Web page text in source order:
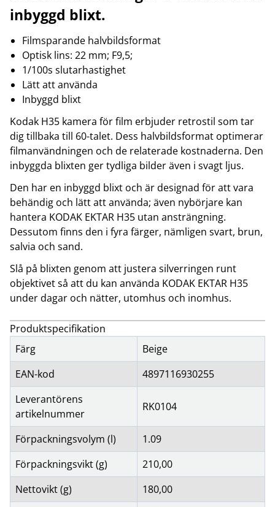
inbyggd blixt.
Filmsparande halvbildsformat
Optisk lins: 22 mm; F9,5;
1/100s slutarhastighet
Lätt att använda
Inbyggd blixt
Kodak H35 kamera för film erbjuder retrostil som tar
dig tillbaka till 60-talet. Dess halvbildsformat optimerar
filmanvändningen och de relaterade kostnaderna. Den
inbyggda blixten ger tydliga bilder även i svagt ljus.
Den har en inbyggd blixt och är designad för att vara
behändig och lätt att använda; även nybörjare kan
hantera KODAK EKTAR H35 utan ansträngning.
Dessutom finns den i fyra färger, nämligen svart, brun,
salvia och sand.
Slå på blixten genom att justera silverringen runt
objektivet så att du kan använda KODAK EKTAR H35
under dagar och nätter, utomhus och inomhus.
Produktspecifikation
Färg
Beige
EAN-kod
4897116930255
Leverantörens
artikelnummer
RK0104
Förpackningsvolym (l)
1.09
Förpackningsvikt (g)
210,00
Nettovikt (g)
180,00